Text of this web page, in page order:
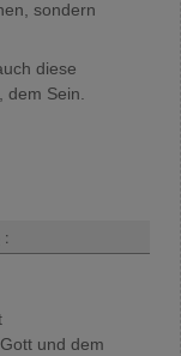
sondern
diese
Sein.
:
und dem